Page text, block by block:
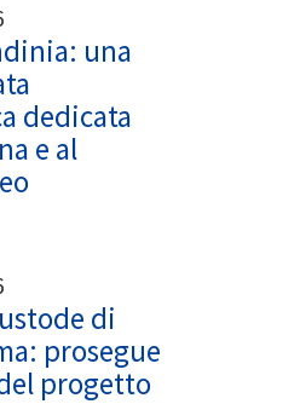
una
dedicata
e al
di
prosegue
progetto